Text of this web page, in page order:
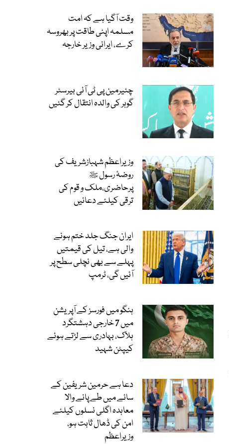
وقت آگیا ہے کہ امت
مسلمہ اپنی طاقت پر بھروسہ
کرے، ایرانی وزیر خارجہ
چئیرمین پی ٹی آئی بیرسٹر
گوہر کی والدہ انتقال کر گئیں
وزیراعظم شہبازشریف کی
روضۂ رسول ﷺ
پرحاضری،ملک و قوم کی
ترقی کیلئے دعائیں
ایران جنگ جلد ختم ہونے
والی ہے، تیل کی قیمتیں
پہلے سے بھی نچلی سطح پر
آئیں گی، ٹرمپ
ہنگو میں فورسز کے آپریشن
میں 7 خارجی دہشتگرد
ہلاک، بہادری سے لڑتے ہوئے
کیپٹن شہید
دعا ہے حرمین شریفین کے
سائے میں طے پانے والا
معاہدہ اگلی نسلوں کیلئے
امن کی ڈھال ثابت ہو،
وزیراعظم